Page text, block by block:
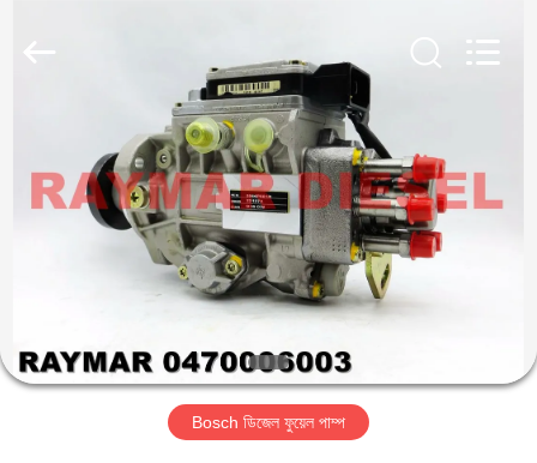
পণ্য
কারখানা
Bosch ডিজেল ফুয়েল পাম্প